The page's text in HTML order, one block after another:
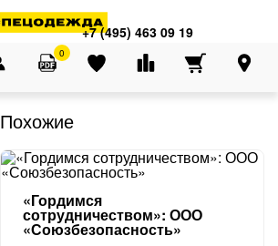
+7 (495) 463 09 19
+7 (495) 463 09 19
0
Блог Сравнение европейских и российских
Похожие
«Гордимся
сотрудничеством»: ООО
«Союзбезопасность»